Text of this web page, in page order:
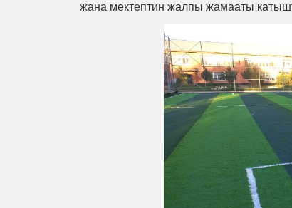
жана мектептин жалпы жамааты